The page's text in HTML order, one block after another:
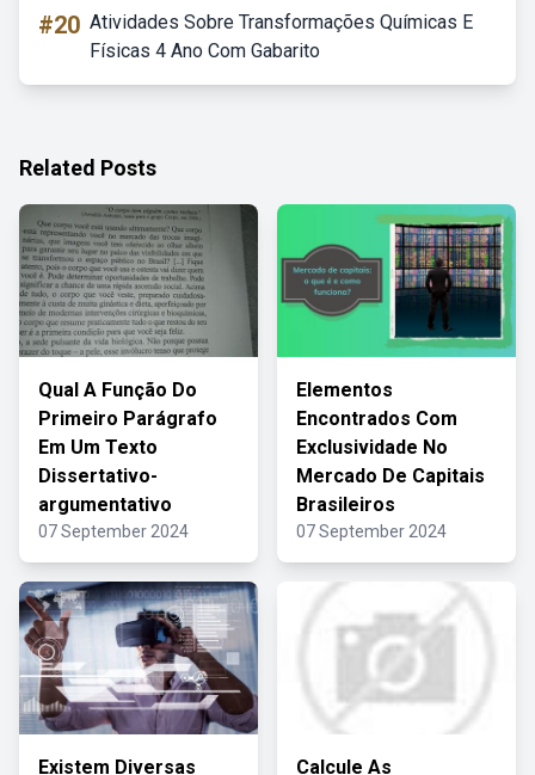
#20 Atividades Sobre Transformações Químicas E
Físicas 4 Ano Com Gabarito
Related Posts
Qual A Função Do
Primeiro Parágrafo
Em Um Texto
Dissertativo-
argumentativo
07 September 2024
Elementos
Encontrados Com
Exclusividade No
Mercado De Capitais
Brasileiros
07 September 2024
Existem Diversas Calcule As